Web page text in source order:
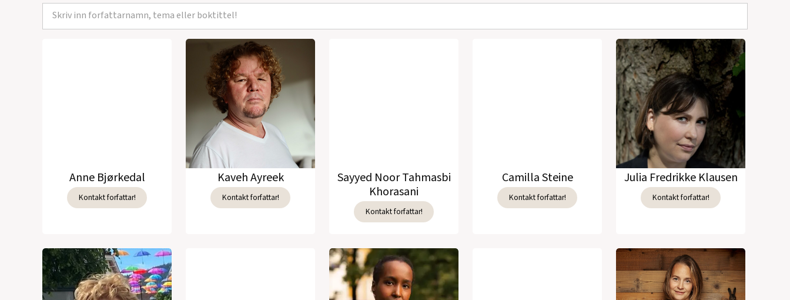
Anne Bjørkedal
Kontakt forfattar!
Kaveh Ayreek
Kontakt forfattar!
Sayyed Noor Tahmasbi
Khorasani
Kontakt forfattar!
Camilla Steine
Kontakt forfattar!
Julia Fredrikke Klausen
Kontakt forfattar!